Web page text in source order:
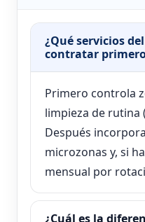
¿Qué servicios
contratar
Primero controla
limpieza de rutina
Después
microzonas y, si
mensual por
¿Cuál es la